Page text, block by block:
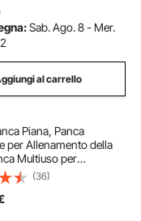
Sab. Ago. 8 - Mer.
al carrello
Piana, Panca
per Allenamento della
Multiuso per
Panca per Presse 454
Palestra Casa, per
con Pesi ed Esercizi
(36)